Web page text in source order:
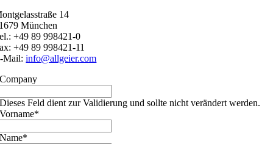
14
München
+49 89 998421-0
+49 89 998421-11
Mail:info@allgeier.com
Company
Dieses Feld dient zur Validierung und sollte nicht verändert werden.
Vorname*
Name*